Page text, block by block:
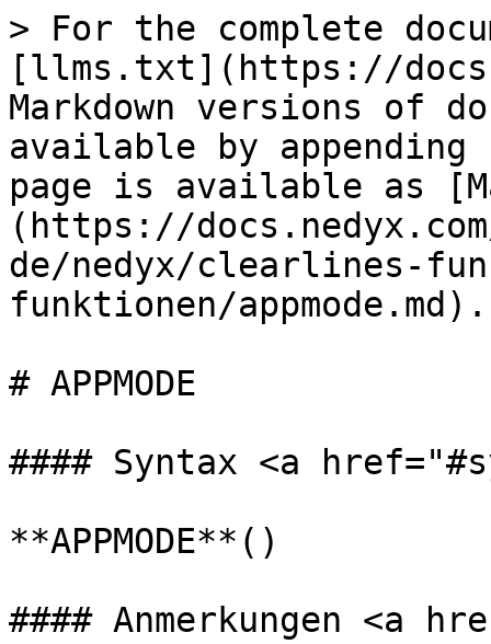
> For the complete
[llms.txt](https://
Markdown versions of
available by
page is available as
(https://
de/nedyx/clearlines-
funktionen/appmode.md).
# APPMODE
#### Syntax <a
**APPMODE**()
#### Anmerkungen <a